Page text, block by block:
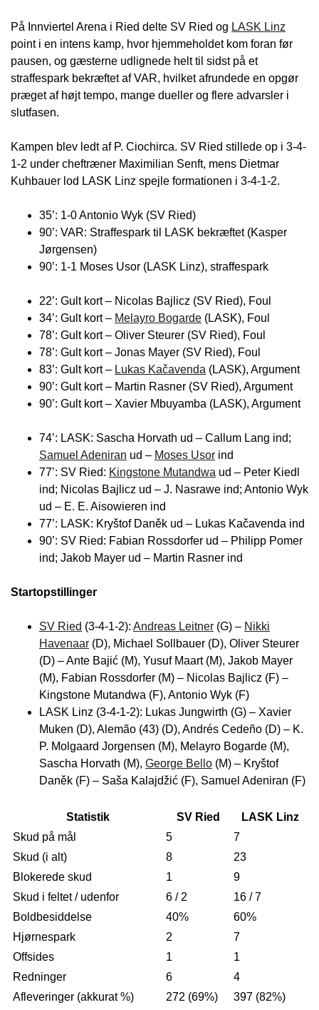
På Innviertel Arena i Ried delte SV Ried og LASK Linz
point i en intens kamp, hvor hjemmeholdet kom foran før
pausen, og gæsterne udlignede helt til sidst på et
straffespark bekræftet af VAR, hvilket afrundede en opgør
præget af højt tempo, mange dueller og flere advarsler i
slutfasen.
Kampen blev ledt af P. Ciochirca. SV Ried stillede op i 3-4-
1-2 under cheftræner Maximilian Senft, mens Dietmar
Kuhbauer lod LASK Linz spejle formationen i 3-4-1-2.
35’: 1-0 Antonio Wyk (SV Ried)
90’: VAR: Straffespark til LASK bekræftet (Kasper
Jørgensen)
90’: 1-1 Moses Usor (LASK Linz), straffespark
22’: Gult kort – Nicolas Bajlicz (SV Ried), Foul
34’: Gult kort – Melayro Bogarde (LASK), Foul
78’: Gult kort – Oliver Steurer (SV Ried), Foul
78’: Gult kort – Jonas Mayer (SV Ried), Foul
83’: Gult kort – Lukas Kačavenda (LASK), Argument
90’: Gult kort – Martin Rasner (SV Ried), Argument
90’: Gult kort – Xavier Mbuyamba (LASK), Argument
74’: LASK: Sascha Horvath ud – Callum Lang ind;
Samuel Adeniran ud – Moses Usor ind
77’: SV Ried: Kingstone Mutandwa ud – Peter Kiedl
ind; Nicolas Bajlicz ud – J. Nasrawe ind; Antonio Wyk
ud – E. E. Aisowieren ind
77’: LASK: Kryštof Daněk ud – Lukas Kačavenda ind
90’: SV Ried: Fabian Rossdorfer ud – Philipp Pomer
ind; Jakob Mayer ud – Martin Rasner ind
Startopstillinger
SV Ried (3-4-1-2): Andreas Leitner (G) – Nikki
Havenaar (D), Michael Sollbauer (D), Oliver Steurer
(D) – Ante Bajić (M), Yusuf Maart (M), Jakob Mayer
(M), Fabian Rossdorfer (M) – Nicolas Bajlicz (F) –
Kingstone Mutandwa (F), Antonio Wyk (F)
LASK Linz (3-4-1-2): Lukas Jungwirth (G) – Xavier
Muken (D), Alemão (43) (D), Andrés Cedeño (D) – K.
P. Molgaard Jorgensen (M), Melayro Bogarde (M),
Sascha Horvath (M), George Bello (M) – Kryštof
Daněk (F) – Saša Kalajdžić (F), Samuel Adeniran (F)
Statistik SV Ried
LASK Linz
Skud på mål
5
7
Skud (i alt)
8
23
Blokerede skud
1
9
Skud i feltet / udenfor
6 / 2
16 / 7
Boldbesiddelse
40%
60%
Hjørnespark
2
7
Offsides
1
1
Redninger
6
4
Afleveringer (akkurat %)
272 (69%)
397 (82%)